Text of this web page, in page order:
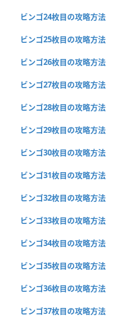
ビンゴ24枚目の攻略方法
ビンゴ25枚目の攻略方法
ビンゴ26枚目の攻略方法
ビンゴ27枚目の攻略方法
ビンゴ28枚目の攻略方法
ビンゴ29枚目の攻略方法
ビンゴ30枚目の攻略方法
ビンゴ31枚目の攻略方法
ビンゴ32枚目の攻略方法
ビンゴ33枚目の攻略方法
ビンゴ34枚目の攻略方法
ビンゴ35枚目の攻略方法
ビンゴ36枚目の攻略方法
ビンゴ37枚目の攻略方法